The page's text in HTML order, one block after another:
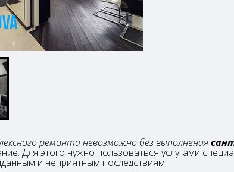
ремонта невозможно без выполнения
Для этого нужно пользоваться услугами
и неприятным последствиям.